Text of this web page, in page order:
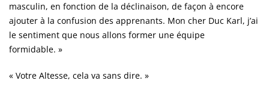
masculin, en fonction de la déclinaison, de façon à encore
ajouter à la confusion des apprenants. Mon cher Duc Karl, j’ai
le sentiment que nous allons former une équipe
formidable. »
« Votre Altesse, cela va sans dire. »